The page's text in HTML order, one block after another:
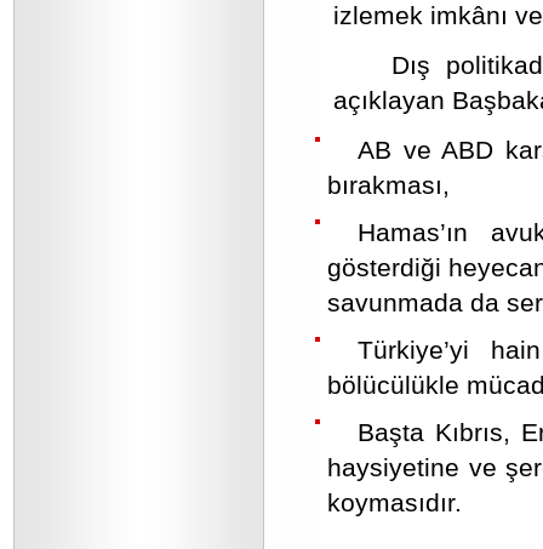
izlemek imkânı ve
Dış
açıklayan
AB ve ABD
bırakması,
Hamas’ın
gösterdiği
savunmada da
Türkiye’yi
bölücülükle
Başta Kıbrıs,
haysiyetine ve
koymasıdır.